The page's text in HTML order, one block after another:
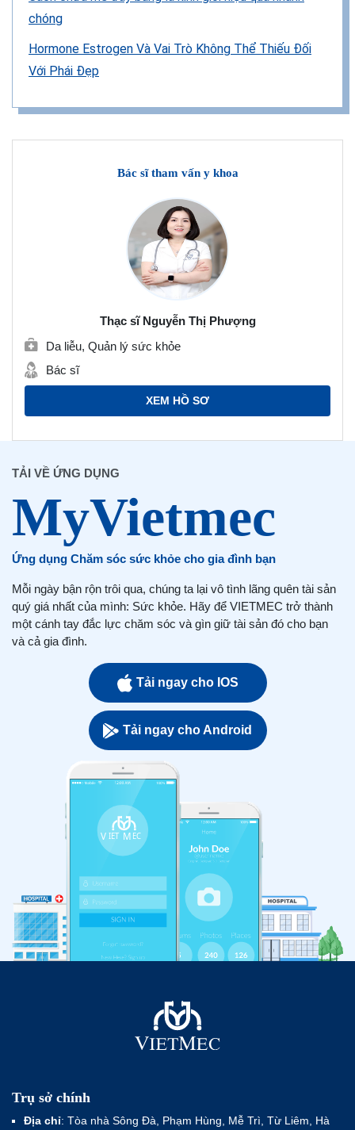
chóng
Hormone Estrogen Và Vai Trò Không Thể Thiếu Đối
Với Phái Đẹp
Bác sĩ tham vấn y khoa
Thạc sĩ Nguyễn Thị Phượng
Da liễu, Quản lý sức khỏe
Bác sĩ
XEM HỒ SƠ
TẢI VỀ ỨNG DỤNG
Ứng dụng Chăm sóc sức khỏe cho gia đình bạn
Mỗi ngày bận rộn trôi qua, chúng ta lại vô tình lãng quên tài sản
quý giá nhất của mình: Sức khỏe. Hãy để VIETMEC trở thành
một cánh tay đắc lực chăm sóc và gìn giữ tài sản đó cho bạn
và cả gia đình.
Tải ngay cho IOS
Tải ngay cho Android
Trụ sở chính
Địa chỉ: Tòa nhà Sông Đà, Phạm Hùng, Mễ Trì, Từ Liêm, Hà